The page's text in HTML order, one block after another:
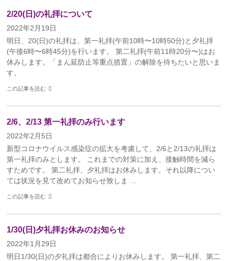
2/20(日)の礼拝について
2022年2月19日
明日、20(日)の礼拝は、第一礼拝(午前10時〜10時50分)と夕礼拝
(午後6時〜6時45分)を行います。 第二礼拝(午前11時20分〜)はお
休みします。「まん延防止等重点措置」の解除を待ちたいと思いま
す。
この記事を読む
2/6、2/13 第一礼拝のみ行います
2022年2月5日
新型コロナウイルス感染症の拡大を考慮して、2/6と2/13の礼拝は
第一礼拝のみとします。 これまでの対策に加え、接触時間を減ら
すためです。 第二礼拝、夕礼拝はお休みします。それ以降につい
ては状況を見て改めてお知らせ致しま …
この記事を読む
1/30(日)夕礼拝お休みのお知らせ
2022年1月29日
明日1/30(日)の夕礼拝は都合によりお休みします。 第一礼拝、第二